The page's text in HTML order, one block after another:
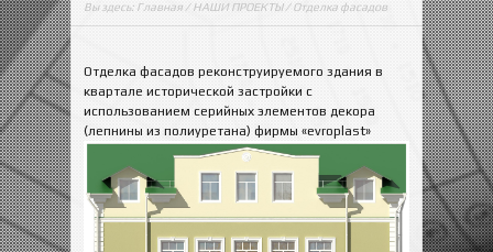
Вы здесь: Главная /НАШИ ПРОЕКТЫ/ Отделка фасадов
Отделка фасадов реконструируемого здания в
квартале исторической застройки с
использованием серийных элементов декора
(лепнины из полиуретана) фирмы «evroplast»